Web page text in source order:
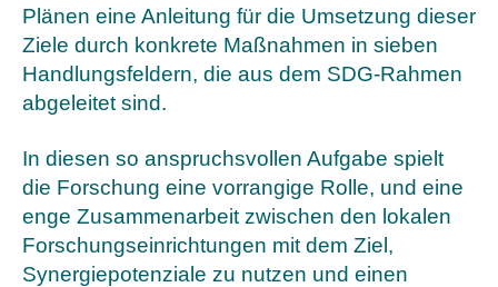
Plänen eine Anleitung für die Umsetzung dieser
Ziele durch konkrete Maßnahmen in sieben
Handlungsfeldern, die aus dem SDG-Rahmen
abgeleitet sind.
In diesen so anspruchsvollen Aufgabe spielt
die Forschung eine vorrangige Rolle, und eine
enge Zusammenarbeit zwischen den lokalen
Forschungseinrichtungen mit dem Ziel,
Synergiepotenziale zu nutzen und einen